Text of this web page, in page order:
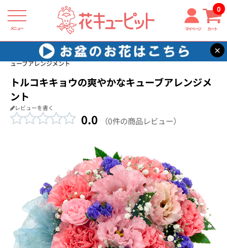
メニュー マイページ カート
0
×
花キューピット 結婚祝い
【結婚祝い】トルコキキョウの爽やかなキ
ューブアレンジメント
トルコキキョウの爽やかなキューブアレンジメ
ント
レビューを書く
0.0 （0件の商品レビュー）